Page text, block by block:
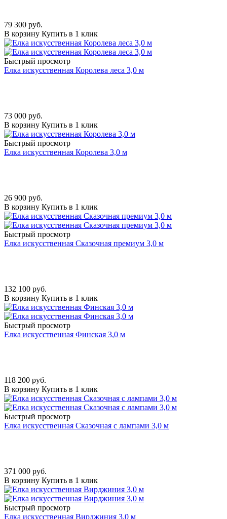
79 300 руб.
В корзину Купить в 1 клик
Быстрый просмотр
Елка искусственная Королева леса 3,0 м
73 000 руб.
В корзину Купить в 1 клик
Быстрый просмотр
Елка искусственная Королева 3,0 м
26 900 руб.
В корзину Купить в 1 клик
Быстрый просмотр
Елка искусственная Сказочная премиум 3,0 м
132 100 руб.
В корзину Купить в 1 клик
Быстрый просмотр
Елка искусственная Финская 3,0 м
118 200 руб.
В корзину Купить в 1 клик
Быстрый просмотр
Елка искусственная Сказочная с лампами 3,0 м
371 000 руб.
В корзину Купить в 1 клик
Быстрый просмотр
Елка искусственная Вирджиния 3,0 м